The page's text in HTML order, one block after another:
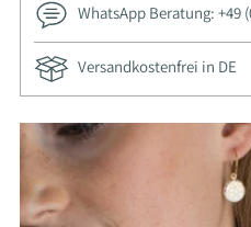
WhatsApp Beratung: +49
Versandkostenfrei in DE
Ajouter
produit
à